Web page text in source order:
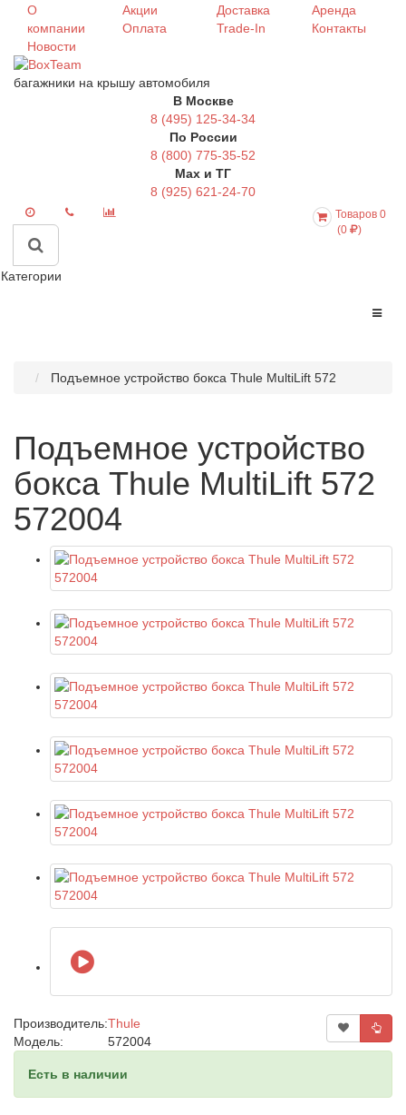
О
компании
Новости
Акции
Оплата
Доставка
Trade-In
Аренда
Контакты
багажники на крышу автомобиля
В Москве
8 (495) 125-34-34
По России
8 (800) 775-35-52
Max и ТГ
8 (925) 621-24-70
Товаров 0
(0
)
Категории
Подъемное устройство бокса Thule MultiLift 572
Подъемное устройство
бокса Thule MultiLift 572
572004
Производитель:Thule
Модель:
572004
Есть в наличии